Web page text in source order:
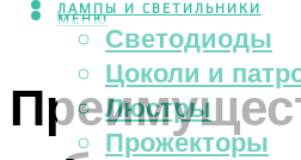
ЛАМПЫ И СВЕТИЛЬНИКИ
Светодиоды
Цоколи и
Люстры
Прожекторы
МЕНЮ